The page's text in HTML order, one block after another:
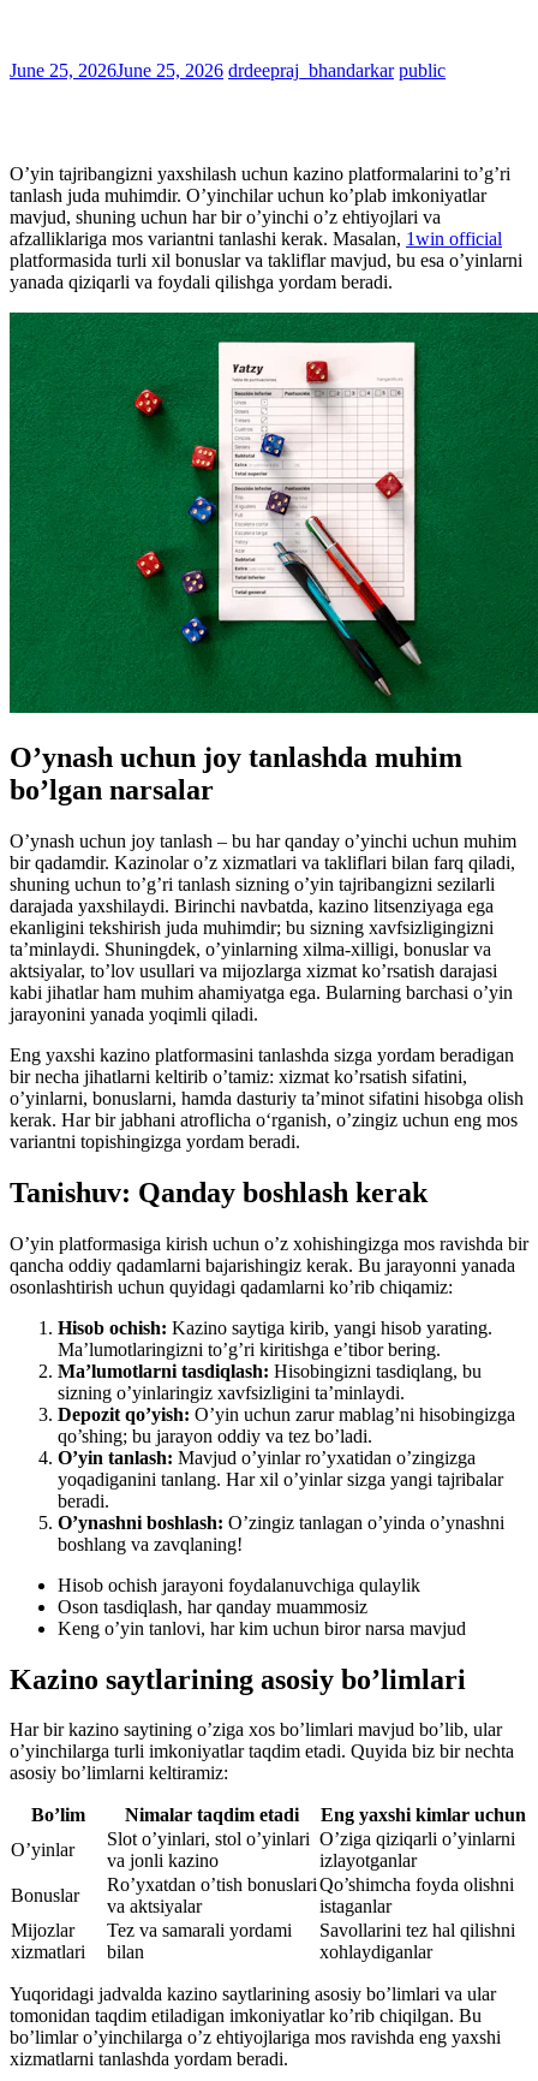
June 25, 2026June 25, 2026 drdeepraj_bhandarkar public
O’yin tajribangizni yaxshilash uchun kazino platformalarini to’g’ri
tanlash juda muhimdir. O’yinchilar uchun ko’plab imkoniyatlar
mavjud, shuning uchun har bir o’yinchi o’z ehtiyojlari va
afzalliklariga mos variantni tanlashi kerak. Masalan, 1win official
platformasida turli xil bonuslar va takliflar mavjud, bu esa o’yinlarni
yanada qiziqarli va foydali qilishga yordam beradi.
O’ynash uchun joy tanlashda muhim
bo’lgan narsalar
O’ynash uchun joy tanlash – bu har qanday o’yinchi uchun muhim
bir qadamdir. Kazinolar o’z xizmatlari va takliflari bilan farq qiladi,
shuning uchun to’g’ri tanlash sizning o’yin tajribangizni sezilarli
darajada yaxshilaydi. Birinchi navbatda, kazino litsenziyaga ega
ekanligini tekshirish juda muhimdir; bu sizning xavfsizligingizni
ta’minlaydi. Shuningdek, o’yinlarning xilma-xilligi, bonuslar va
aktsiyalar, to’lov usullari va mijozlarga xizmat ko’rsatish darajasi
kabi jihatlar ham muhim ahamiyatga ega. Bularning barchasi o’yin
jarayonini yanada yoqimli qiladi.
Eng yaxshi kazino platformasini tanlashda sizga yordam beradigan
bir necha jihatlarni keltirib o’tamiz: xizmat ko’rsatish sifatini,
o’yinlarni, bonuslarni, hamda dasturiy ta’minot sifatini hisobga olish
kerak. Har bir jabhani atroflicha o‘rganish, o’zingiz uchun eng mos
variantni topishingizga yordam beradi.
Tanishuv: Qanday boshlash kerak
O’yin platformasiga kirish uchun o’z xohishingizga mos ravishda bir
qancha oddiy qadamlarni bajarishingiz kerak. Bu jarayonni yanada
osonlashtirish uchun quyidagi qadamlarni ko’rib chiqamiz:
Hisob ochish: Kazino saytiga kirib, yangi hisob yarating.
Ma’lumotlaringizni to’g’ri kiritishga e’tibor bering.
Ma’lumotlarni tasdiqlash: Hisobingizni tasdiqlang, bu
sizning o’yinlaringiz xavfsizligini ta’minlaydi.
Depozit qo’yish: O’yin uchun zarur mablag’ni hisobingizga
qo’shing; bu jarayon oddiy va tez bo’ladi.
O’yin tanlash: Mavjud o’yinlar ro’yxatidan o’zingizga
yoqadiganini tanlang. Har xil o’yinlar sizga yangi tajribalar
beradi.
O’ynashni boshlash: O’zingiz tanlagan o’yinda o’ynashni
boshlang va zavqlaning!
Hisob ochish jarayoni foydalanuvchiga qulaylik
Oson tasdiqlash, har qanday muammosiz
Keng o’yin tanlovi, har kim uchun biror narsa mavjud
Kazino saytlarining asosiy bo’limlari
Har bir kazino saytining o’ziga xos bo’limlari mavjud bo’lib, ular
o’yinchilarga turli imkoniyatlar taqdim etadi. Quyida biz bir nechta
asosiy bo’limlarni keltiramiz:
Bo’lim Nimalar taqdim etadi
Eng yaxshi kimlar uchun
O’yinlar
Slot o’yinlari, stol o’yinlari
va jonli kazino
O’ziga qiziqarli o’yinlarni
izlayotganlar
Bonuslar
Ro’yxatdan o’tish bonuslari
va aktsiyalar
Qo’shimcha foyda olishni
istaganlar
Mijozlar
xizmatlari
Tez va samarali yordami
bilan
Savollarini tez hal qilishni
xohlaydiganlar
Yuqoridagi jadvalda kazino saytlarining asosiy bo’limlari va ular
tomonidan taqdim etiladigan imkoniyatlar ko’rib chiqilgan. Bu
bo’limlar o’yinchilarga o’z ehtiyojlariga mos ravishda eng yaxshi
xizmatlarni tanlashda yordam beradi.